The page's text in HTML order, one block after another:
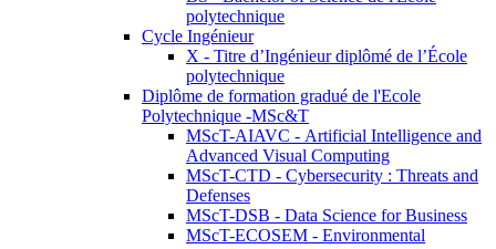
polytechnique
Cycle Ingénieur
X - Titre d’Ingénieur diplômé de l’École
polytechnique
Diplôme de formation gradué de l'Ecole
Polytechnique -MSc&T
MScT-AIAVC - Artificial Intelligence and
Advanced Visual Computing
MScT-CTD - Cybersecurity : Threats and
Defenses
MScT-DSB - Data Science for Business
MScT-ECOSEM - Environmental